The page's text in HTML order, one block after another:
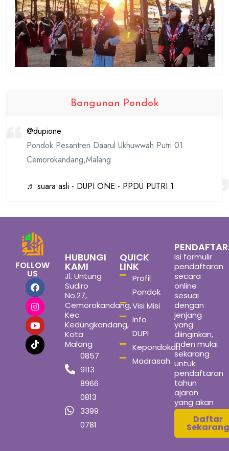
Bangunan Pondok
@dupione
Pondok Pesantren Daarul Ukhuwwah Putri 01
Cemorokandang,Malang
♬ suara asli - DUPI ONE - PPDU PUTRI 1
FOLLOW
US
HUBUNGI
KAMI
Jl. Untung
Sudiro
No.27,
Cemorokandang,
Kec.
Kedungkandang,
Kota
Malang
0857
9113
8966
0813
3399
0781
QUICK
LINK
Profil
Pondok
Visi Misi
Info
DUPI
Kepondokan
Madrasah
Isi formulir
pendaftaran
secara
online
sesuai
dengan
jenjang
yang
diinginkan,
inden mulai
sekarang
untuk
pendaftaran
tahun
ajaran
yang akan
datang
Daftar
Sekarang